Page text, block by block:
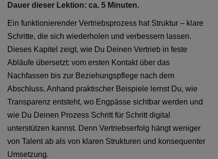
Dauer dieser Lektion: ca. 5 Minuten.
Ein funktionierender Vertriebsprozess hat Struktur – klare
Schritte, die sich wiederholen und verbessern lassen.
Dieses Kapitel zeigt, wie Du Deinen Vertrieb in feste
Abläufe übersetzt: vom ersten Kontakt über das
Nachfassen bis zur Beziehungspflege nach dem
Abschluss. Anhand praktischer Beispiele lernst Du, wie
Transparenz entsteht, wo Engpässe sichtbar werden und
wie Du Deinen Prozess Schritt für Schritt digital
unterstützen kannst. Denn Vertriebserfolg hängt weniger
von Talent ab als von klaren Strukturen und konsequenter
Umsetzung.